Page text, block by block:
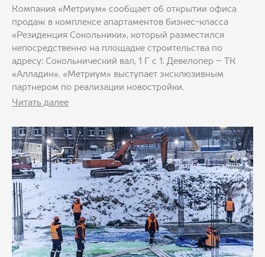
Компания «Метриум» сообщает об открытии офиса
продаж в комплексе апартаментов бизнес-класса
«Резиденция Сокольники», который разместился
непосредственно на площадке строительства по
адресу: Сокольнический вал, 1 Г с 1. Девелопер – ТК
«Алладин». «Метриум» выступает эксклюзивным
партнером по реализации новостройки.
Читать далее